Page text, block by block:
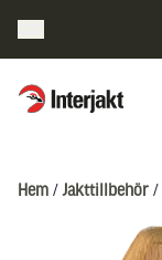
Interjakt SE
Hem / Jakttillbehör /